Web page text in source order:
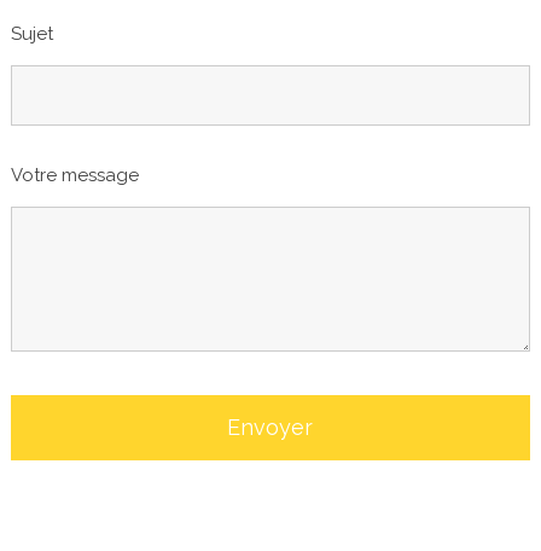
Sujet
Votre message